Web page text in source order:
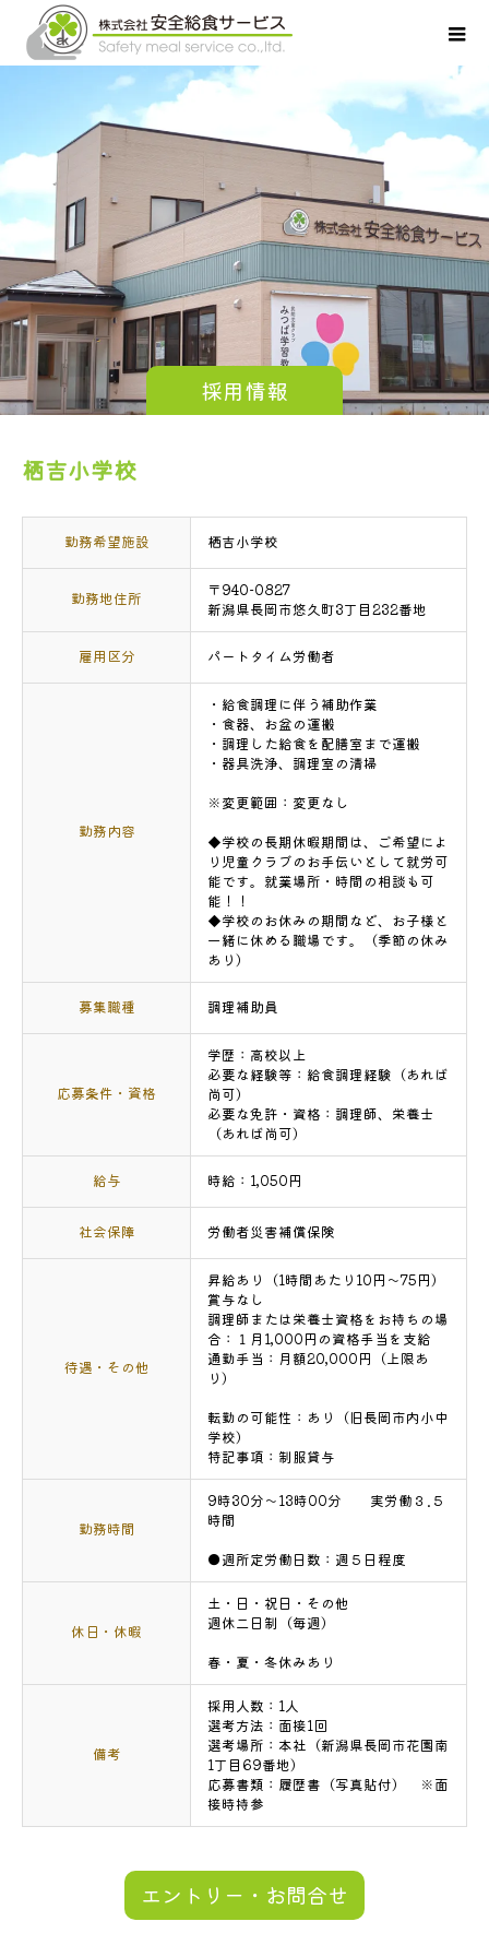
採用情報
栖吉小学校
勤務希望施設 栖吉小学校
勤務地住所
〒940-0827
新潟県長岡市悠久町3丁目232番地
雇用区分 パートタイム労働者
勤務内容
・給食調理に伴う補助作業
・食器、お盆の運搬
・調理した給食を配膳室まで運搬
・器具洗浄、調理室の清掃
※変更範囲：変更なし
◆学校の長期休暇期間は、ご希望によ
り児童クラブのお手伝いとして就労可
能です。就業場所・時間の相談も可
能！！
◆学校のお休みの期間など、お子様と
一緒に休める職場です。（季節の休み
あり）
募集職種 調理補助員
応募条件・資格
学歴：高校以上
必要な経験等：給食調理経験（あれば
尚可）
必要な免許・資格：調理師、栄養士
（あれば尚可）
給与 時給：1,050円
社会保障 労働者災害補償保険
待遇・その他
昇給あり（1時間あたり10円～75円）
賞与なし
調理師または栄養士資格をお持ちの場
合：１月1,000円の資格手当を支給
通勤手当：月額20,000円（上限あ
り）
転勤の可能性：あり（旧長岡市内小中
学校）
特記事項：制服貸与
勤務時間
9時30分～13時00分 実労働３.５
時間
●週所定労働日数：週５日程度
休日・休暇
土・日・祝日・その他
週休二日制（毎週）
春・夏・冬休みあり
備考
採用人数：1人
選考方法：面接1回
選考場所：本社（新潟県長岡市花園南
1丁目69番地）
応募書類：履歴書（写真貼付） ※面
接時持参
エントリー・お問合せ